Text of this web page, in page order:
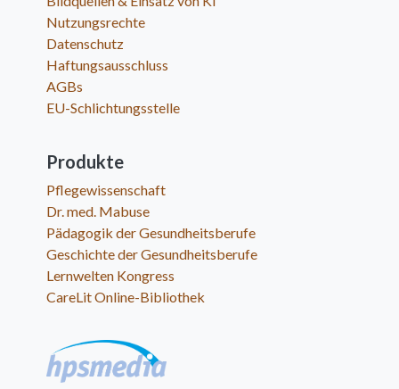
Nutzungsrechte
Datenschutz
Haftungsausschluss
AGBs
EU-Schlichtungsstelle
Produkte
Pflegewissenschaft
Dr. med. Mabuse
Pädagogik der Gesundheitsberufe
Geschichte der Gesundheitsberufe
Lernwelten Kongress
CareLit Online-Bibliothek